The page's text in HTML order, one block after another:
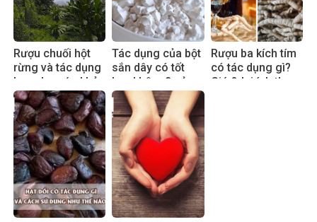
Rượu chuối hột
rừng và tác dụng
hay cho sức khỏe
Tác dụng của bột
sắn dây có tốt
hay không? sử
dụng đúng cách
hiệu quả
Rượu ba kích tím
có tác dụng gì?
Giá & lợi ích thực